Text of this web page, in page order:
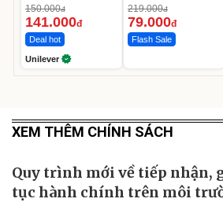
Da Sáng Mịn Sau 7
Ngày
150.000đ
141.000đ
Deal hot
Unilever
219.000đ
79.000đ
Flash Sale
XEM THÊM CHÍNH SÁCH
Quy trình mới về tiếp nhận,
tục hành chính trên môi